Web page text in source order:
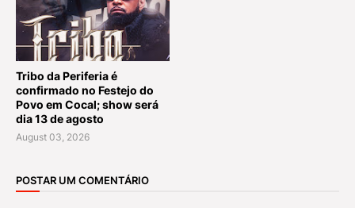
Tribo da Periferia é
confirmado no Festejo do
Povo em Cocal; show será
dia 13 de agosto
August 03, 2026
POSTAR UM COMENTÁRIO